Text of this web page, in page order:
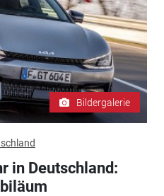
Bildergalerie
in Deutschland: